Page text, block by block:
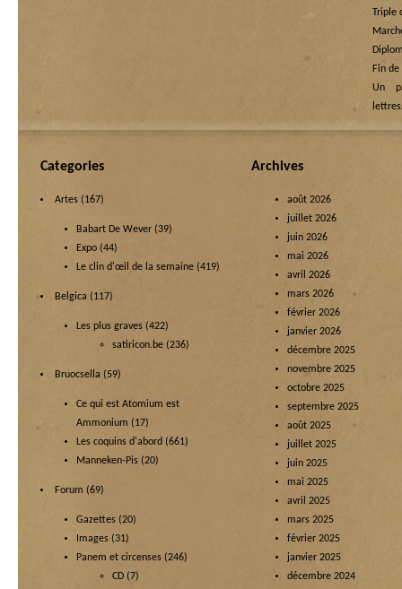
Triple
Fin
Un
Categories
Artes (167)
Babart De Wever (39)
Expo (44)
Le clin d'œil de la semaine (419)
Belgica (117)
Les plus graves (422)
satiricon.be (236)
Bruocsella (59)
Ce qui est Atomium est
Ammonium (17)
Les coquins d'abord (661)
Manneken-Pis (20)
Forum (69)
Gazettes (20)
Images (31)
Panem et circenses (246)
CD (7)
Archives
août 2026
juillet 2026
juin 2026
mai 2026
avril 2026
mars 2026
février 2026
janvier 2026
décembre 2025
novembre 2025
octobre 2025
septembre 2025
août 2025
juillet 2025
juin 2025
mai 2025
avril 2025
mars 2025
février 2025
janvier 2025
décembre 2024